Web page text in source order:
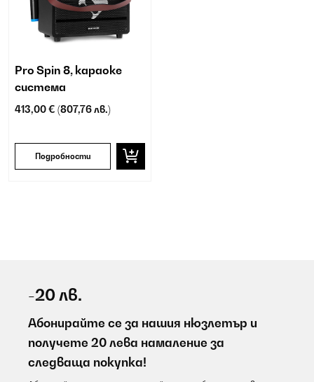
Pro Spin 8, караоке
система
413,00 € (807,76 лв.)
Подробности
-20 лв.
Абонирайте се за нашия нюзлетър и
получете 20 лева намаление за
следваща покупка!